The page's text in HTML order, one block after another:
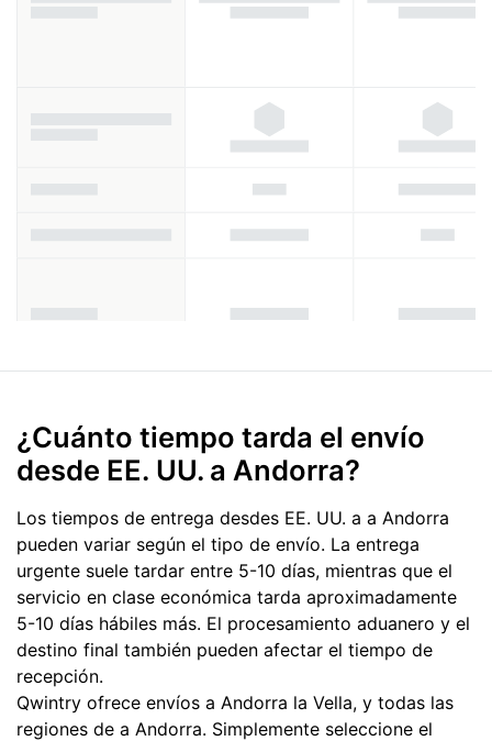
¿Cuánto tiempo tarda el envío
desde EE. UU. a Andorra?
Los tiempos de entrega desdes EE. UU. a a Andorra
pueden variar según el tipo de envío. La entrega
urgente suele tardar entre 5-10 días, mientras que el
servicio en clase económica tarda aproximadamente
5-10 días hábiles más. El procesamiento aduanero y el
destino final también pueden afectar el tiempo de
recepción.
Qwintry ofrece envíos a Andorra la Vella, y todas las
regiones de a Andorra. Simplemente seleccione el